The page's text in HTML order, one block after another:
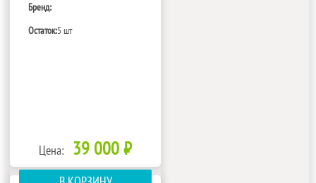
Бренд:
Остаток:5 шт
Цена: 39 000 ₽